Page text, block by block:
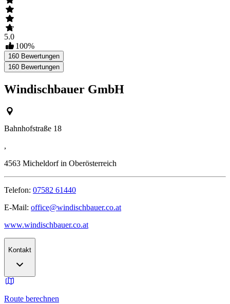
5.0
100%
160 Bewertungen
160 Bewertungen
Windischbauer GmbH
Bahnhofstraße 18
,
4563 Micheldorf in Oberösterreich
Telefon: 07582 61440
E-Mail: office@windischbauer.co.at
www.windischbauer.co.at
Kontakt
Route berechnen